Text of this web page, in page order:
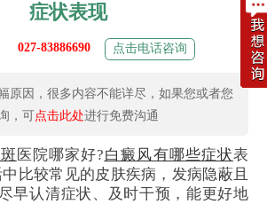
症状表现
027-83886690 点击电话咨询
原因，很多内容不能详尽，如果您或者您
，可点击此处进行免费沟通
医院哪家好?白癜风有哪些症状表
比较常见的皮肤疾病，发病隐蔽且
早认清症状、及时干预，能更好地